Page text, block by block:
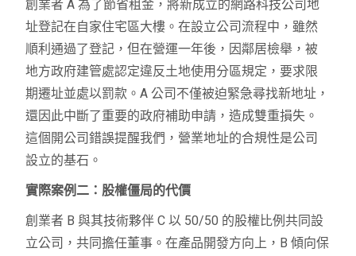
創業者 A 為了節省租金，將新成立的網路科技公司地
址登記在自家住宅區大樓。在設立公司流程中，雖然
順利通過了登記，但在營運一年後，因鄰居檢舉，被
地方政府建管處認定違反土地使用分區規定，要求限
期遷址並處以罰款。A 公司不僅被迫緊急尋找新地址，
還因此中斷了重要的政府補助申請，造成雙重損失。
這個開公司錯誤提醒我們，營業地址的合規性是公司
設立的基石。
實際案例二：股權僵局的代價
創業者 B 與其技術夥伴 C 以 50/50 的股權比例共同設
立公司，共同擔任董事。在產品開發方向上，B 傾向保